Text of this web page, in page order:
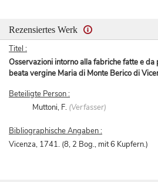
Rezensiertes Werk
Titel :
Osservazioni intorno alla fabriche fatte e
beata vergine Maria di Monte Berico di
Beteiligte Person :
Muttoni, F. (Verfasser)
Bibliographische Angaben :
Vicenza, 1741. (8, 2 Bog., mit 6 Kupfern.)